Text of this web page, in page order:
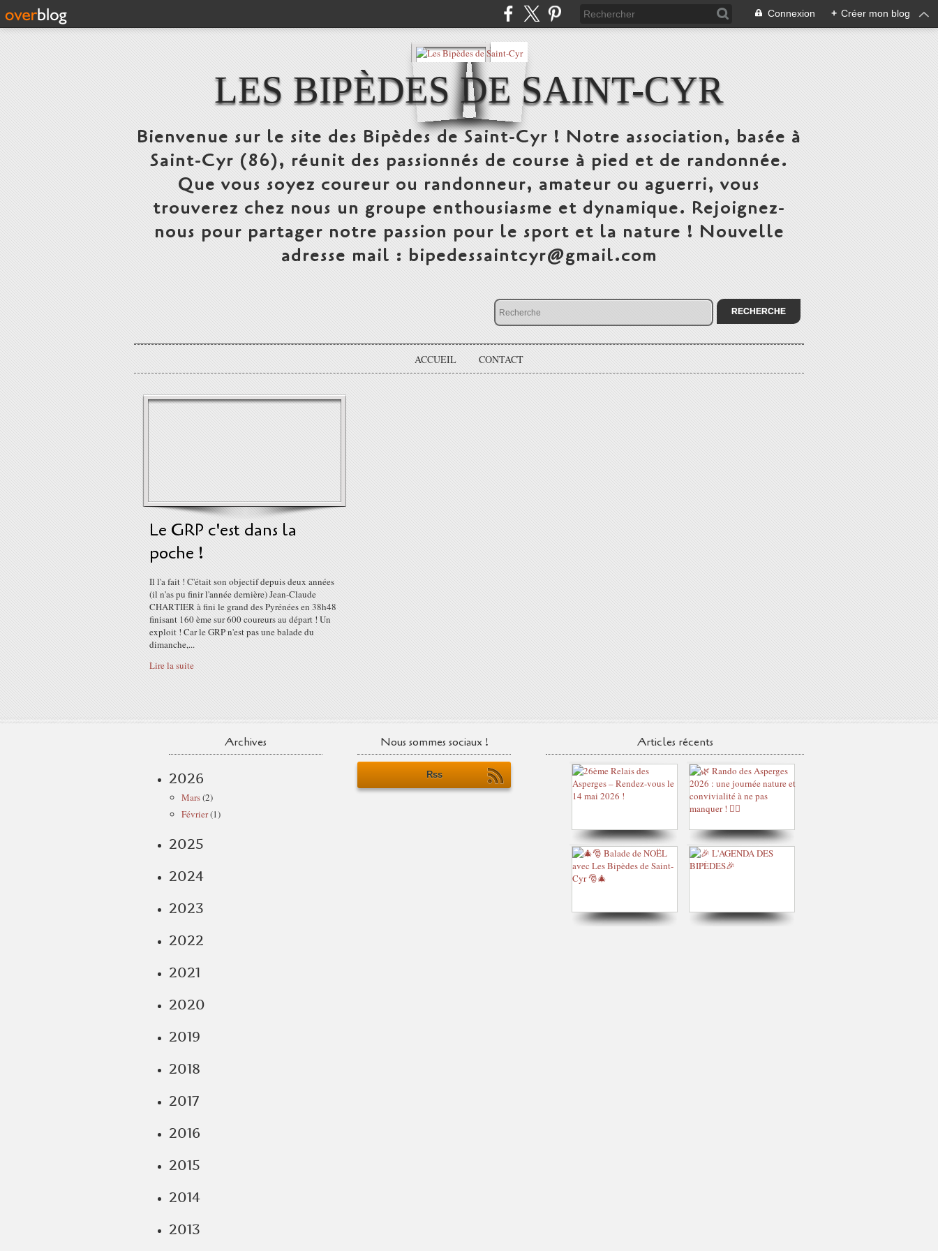
Connexion + Créer mon blog
LES BIPÈDES DE SAINT-CYR
Bienvenue sur le site des Bipèdes de Saint-Cyr ! Notre association, basée à
Saint-Cyr (86), réunit des passionnés de course à pied et de randonnée.
Que vous soyez coureur ou randonneur, amateur ou aguerri, vous
trouverez chez nous un groupe enthousiasme et dynamique. Rejoignez-
nous pour partager notre passion pour le sport et la nature ! Nouvelle
adresse mail : bipedessaintcyr@gmail.com
ACCUEIL CONTACT
Le GRP c'est dans la
poche !
Il l'a fait ! C'était son objectif depuis deux années
(il n'as pu finir l'année dernière) Jean-Claude
CHARTIER à fini le grand des Pyrénées en 38h48
finisant 160 ème sur 600 coureurs au départ ! Un
exploit ! Car le GRP n'est pas une balade du
dimanche,...
Lire la suite
Archives
2026
Mars(2)
Février(1)
2025
2024
2023
2022
2021
2020
2019
2018
2017
2016
2015
2014
2013
Nous sommes sociaux !
Rss
Articles récents